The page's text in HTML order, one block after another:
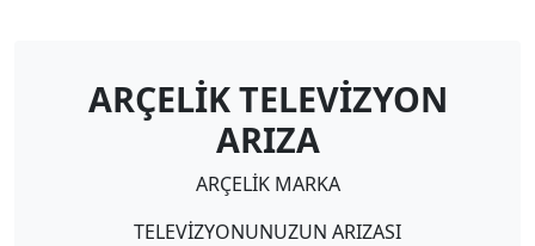
ARÇELİK TELEVİZYON
ARIZA
ARÇELİK MARKA
TELEVİZYONUNUZUN ARIZASI